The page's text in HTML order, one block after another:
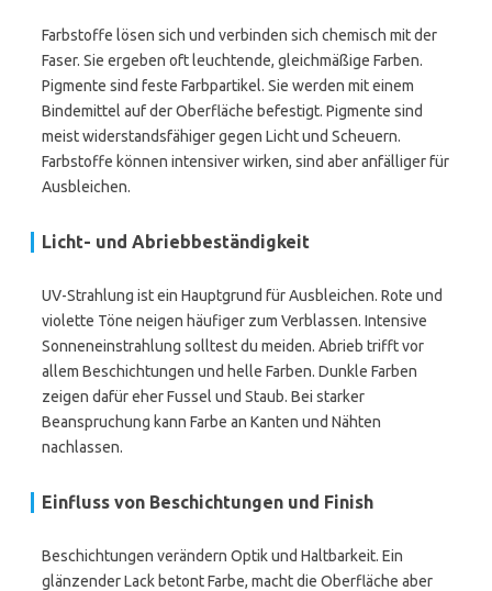
Farbstoffe lösen sich und verbinden sich chemisch mit der
Faser. Sie ergeben oft leuchtende, gleichmäßige Farben.
Pigmente sind feste Farbpartikel. Sie werden mit einem
Bindemittel auf der Oberfläche befestigt. Pigmente sind
meist widerstandsfähiger gegen Licht und Scheuern.
Farbstoffe können intensiver wirken, sind aber anfälliger für
Ausbleichen.
Licht- und Abriebbeständigkeit
UV-Strahlung ist ein Hauptgrund für Ausbleichen. Rote und
violette Töne neigen häufiger zum Verblassen. Intensive
Sonneneinstrahlung solltest du meiden. Abrieb trifft vor
allem Beschichtungen und helle Farben. Dunkle Farben
zeigen dafür eher Fussel und Staub. Bei starker
Beanspruchung kann Farbe an Kanten und Nähten
nachlassen.
Einfluss von Beschichtungen und Finish
Beschichtungen verändern Optik und Haltbarkeit. Ein
glänzender Lack betont Farbe, macht die Oberfläche aber